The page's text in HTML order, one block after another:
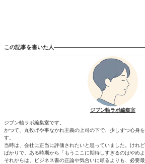
この記事を書いた人
ジブン軸ラボ編集室
ジブン軸ラボ編集室です。
かつて、丸投げや事なかれ主義の上司の下で、少しずつ心身
す。
当時は、会社に正当に評価されたいと思っていました。けれ
ばかりで、ある時期から「もうここに期待しすぎるのはやめ
それからは、ビジネス書の正論や気合いに頼るよりも、必要